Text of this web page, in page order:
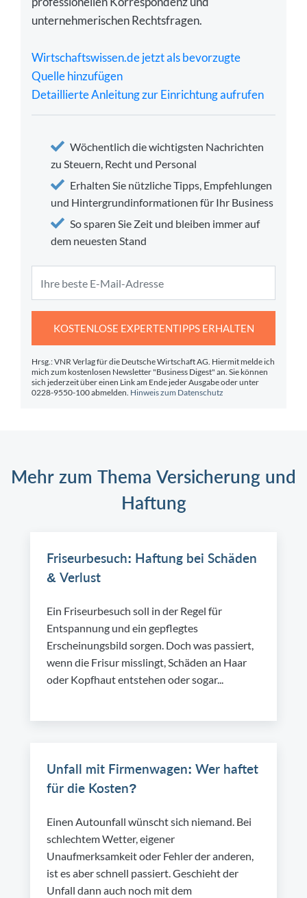
unternehmerischen Rechtsfragen.
Wirtschaftswissen.de jetzt als bevorzugte
Quelle hinzufügen
Detaillierte Anleitung zur Einrichtung aufrufen
Wöchentlich die wichtigsten Nachrichten
zu Steuern, Recht und Personal
Erhalten Sie nützliche Tipps, Empfehlungen
und Hintergrundinformationen für Ihr Business
So sparen Sie Zeit und bleiben immer auf
dem neuesten Stand
KOSTENLOSE EXPERTENTIPPS ERHALTEN
Hrsg.: VNR Verlag für die Deutsche Wirtschaft AG. Hiermit melde ich
mich zum kostenlosen Newsletter "Business Digest" an. Sie können
sich jederzeit über einen Link am Ende jeder Ausgabe oder unter
0228-9550-100 abmelden. Hinweis zum Datenschutz
Mehr zum Thema Versicherung und
Haftung
Friseurbesuch: Haftung bei Schäden
& Verlust
Ein Friseurbesuch soll in der Regel für
Entspannung und ein gepflegtes
Erscheinungsbild sorgen. Doch was passiert,
wenn die Frisur misslingt, Schäden an Haar
oder Kopfhaut entstehen oder sogar...
Unfall mit Firmenwagen: Wer haftet
für die Kosten?
Einen Autounfall wünscht sich niemand. Bei
schlechtem Wetter, eigener
Unaufmerksamkeit oder Fehler der anderen,
ist es aber schnell passiert. Geschieht der
Unfall dann auch noch mit dem